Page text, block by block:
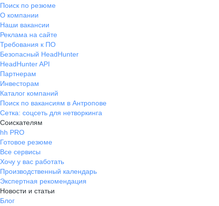
Поиск по резюме
О компании
Наши вакансии
Реклама на сайте
Требования к ПО
Безопасный HeadHunter
HeadHunter API
Партнерам
Инвесторам
Каталог компаний
Поиск по вакансиям в Антропове
Сетка: соцсеть для нетворкинга
Соискателям
hh PRO
Готовое резюме
Все сервисы
Хочу у вас работать
Производственный календарь
Экспертная рекомендация
Новости и статьи
Блог